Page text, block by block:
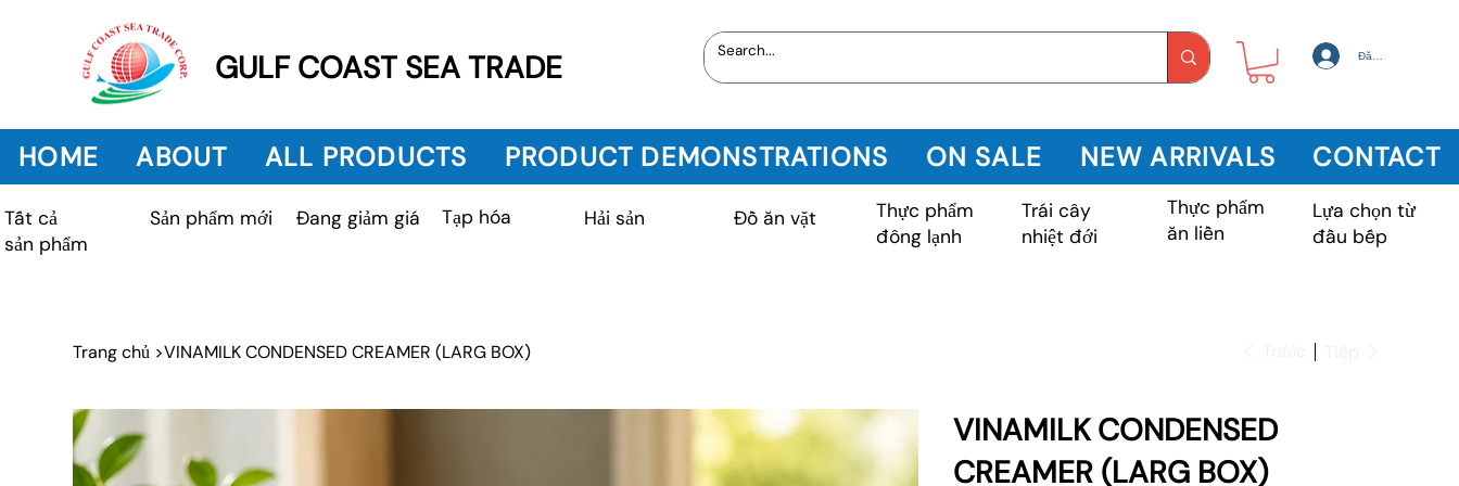
GULF COAST SEA TRADE Đăng nhập
HOME ABOUT ALL PRODUCTS PRODUCT DEMONSTRATIONS ON SALE NEW ARRIVALS CONTACT
Tất cả
sản phẩm
Sản phẩm mới Đang giảm giá Tạp hóa Hải sản Đồ ăn vặt
Thực phẩm
đông lạnh
Trái cây
nhiệt đới
Thực phẩm
ăn liền
Lựa chọn từ
đầu bếp
Trang chủ >VINAMILK CONDENSED CREAMER (LARG BOX)
VINAMILK CONDENSED
CREAMER (LARG BOX)